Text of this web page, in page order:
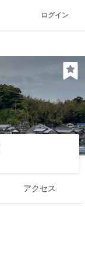
ログイン
アクセス